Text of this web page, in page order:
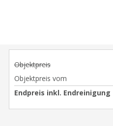
Objektpreis
Objektpreis vom
Endpreis inkl. Endreinigung